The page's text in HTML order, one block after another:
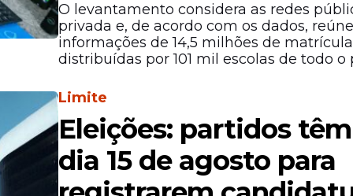
O levantamento considera as redes
privada e, de acordo com os dados, reúne
informações de 14,5 milhões de
distribuídas por 101 mil escolas de todo o
Limite
Eleições: partidos
dia 15 de agosto para